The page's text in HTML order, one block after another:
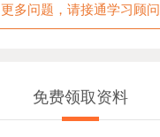
更多问题，请接通学习顾问
免费领取资料